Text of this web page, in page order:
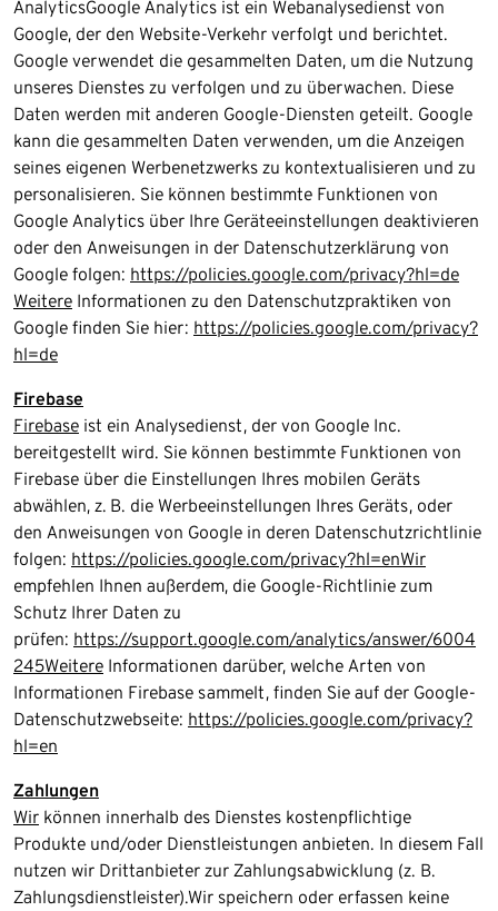
AnalyticsGoogle Analytics ist ein Webanalysedienst von
Google, der den Website-Verkehr verfolgt und berichtet.
Google verwendet die gesammelten Daten, um die Nutzung
unseres Dienstes zu verfolgen und zu überwachen. Diese
Daten werden mit anderen Google-Diensten geteilt. Google
kann die gesammelten Daten verwenden, um die Anzeigen
seines eigenen Werbenetzwerks zu kontextualisieren und zu
personalisieren. Sie können bestimmte Funktionen von
Google Analytics über Ihre Geräteeinstellungen deaktivieren
oder den Anweisungen in der Datenschutzerklärung von
Google folgen: https://policies.google.com/privacy?hl=de
Weitere Informationen zu den Datenschutzpraktiken von
Google finden Sie hier: https://policies.google.com/privacy?
hl=de
Firebase
Firebase ist ein Analysedienst, der von Google Inc.
bereitgestellt wird. Sie können bestimmte Funktionen von
Firebase über die Einstellungen Ihres mobilen Geräts
abwählen, z. B. die Werbeeinstellungen Ihres Geräts, oder
den Anweisungen von Google in deren Datenschutzrichtlinie
folgen: https://policies.google.com/privacy?hl=enWir
empfehlen Ihnen außerdem, die Google-Richtlinie zum
Schutz Ihrer Daten zu
prüfen: https://support.google.com/analytics/answer/6004
245Weitere Informationen darüber, welche Arten von
Informationen Firebase sammelt, finden Sie auf der Google-
Datenschutzwebseite: https://policies.google.com/privacy?
hl=en
​Zahlungen
Wir können innerhalb des Dienstes kostenpflichtige
Produkte und/oder Dienstleistungen anbieten. In diesem Fall
nutzen wir Drittanbieter zur Zahlungsabwicklung (z. B.
Zahlungsdienstleister).Wir speichern oder erfassen keine